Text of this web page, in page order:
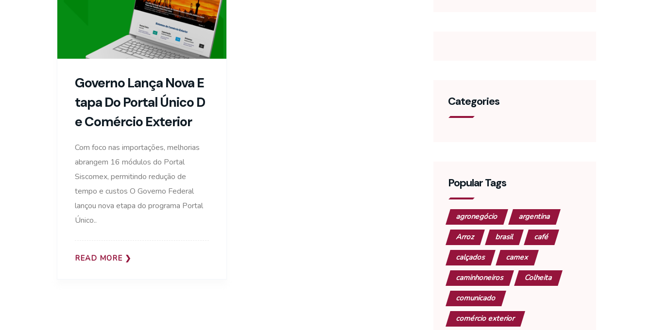
Governo Lança Nova E
Tapa Do Portal Único D
E Comércio Exterior
Com foco nas importações, melhorias
abrangem 16 módulos do Portal
Siscomex, permitindo redução de
tempo e custos O Governo Federal
lançou nova etapa do programa Portal
Único..
READ MORE
Categories
Popular Tags
agronegócio argentina
Arroz brasil café
calçados camex
caminhoneiros Colheita
comunicado
comércio exterior